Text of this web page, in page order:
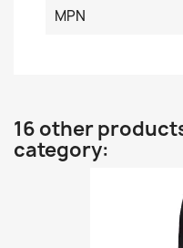
MPN
16 other
category: